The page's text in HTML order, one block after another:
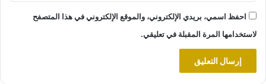
احفظ اسمي، بريدي الإلكتروني، والموقع الإلكتروني في هذا المتصفح
لاستخدامها المرة المقبلة في تعليقي.